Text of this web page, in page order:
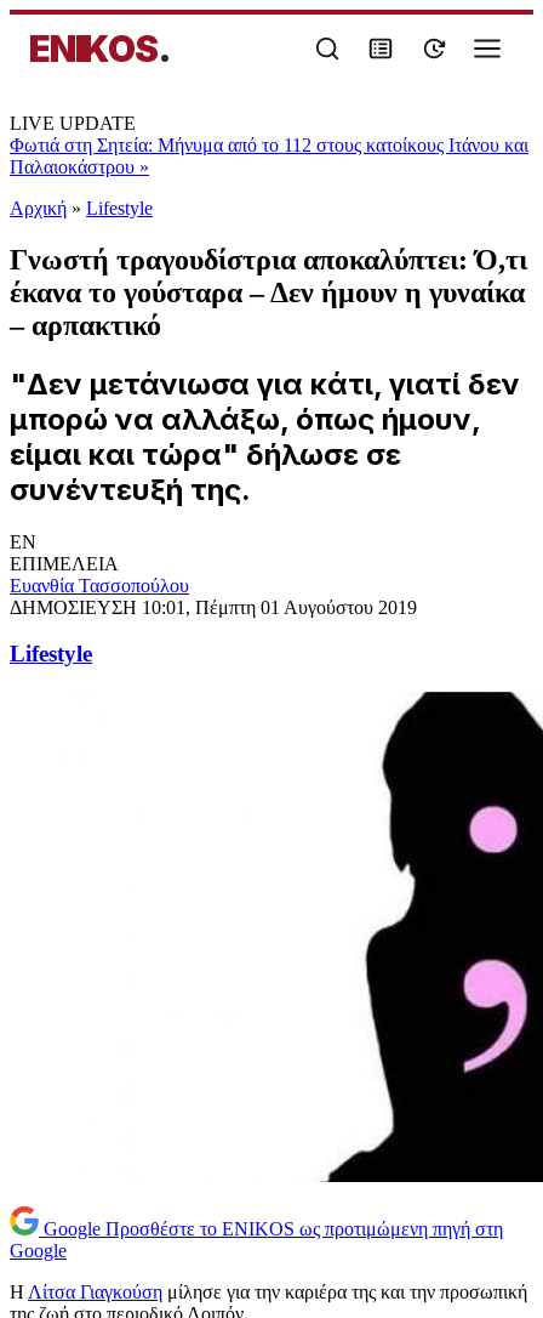
ENIKOS.
LIVE UPDATE
Φωτιά στη Σητεία: Μήνυμα από το 112 στους κατοίκους Ιτάνου και
Παλαιοκάστρου »
Αρχική » Lifestyle
Γνωστή τραγουδίστρια αποκαλύπτει: Ό,τι
έκανα το γούσταρα – Δεν ήμουν η γυναίκα
– αρπακτικό
"Δεν μετάνιωσα για κάτι, γιατί δεν
μπορώ να αλλάξω, όπως ήμουν,
είμαι και τώρα" δήλωσε σε
συνέντευξή της.
EN
ΕΠΙΜΕΛΕΙΑ
Ευανθία Τασσοπούλου
ΔΗΜΟΣΙΕΥΣΗ 10:01, Πέμπτη 01 Αυγούστου 2019
Lifestyle
Google Προσθέστε το ENIKOS ως προτιμώμενη πηγή στη
Google
Η Λίτσα Γιαγκούση μίλησε για την καριέρα της και την προσωπική